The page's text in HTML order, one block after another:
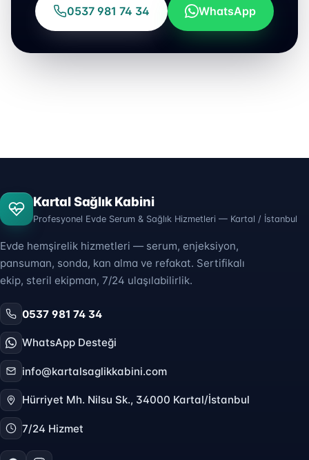
0537 981 74 34 WhatsApp
Kartal Sağlık Kabini
Profesyonel Evde Serum & Sağlık Hizmetleri — Kartal / İstanbul
Evde hemşirelik hizmetleri — serum, enjeksiyon,
pansuman, sonda, kan alma ve refakat. Sertifikalı
ekip, steril ekipman, 7/24 ulaşılabilirlik.
0537 981 74 34
WhatsApp Desteği
info@kartalsaglikkabini.com
Hürriyet Mh. Nilsu Sk., 34000 Kartal/İstanbul
7/24 Hizmet